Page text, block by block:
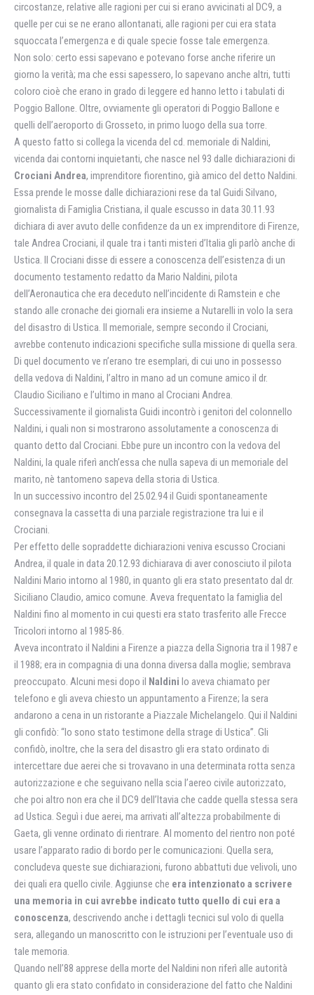
circostanze, relative alle ragioni per cui si erano avvicinati al DC9, a
quelle per cui se ne erano allontanati, alle ragioni per cui era stata
squoccata l’emergenza e di quale specie fosse tale emergenza.
Non solo: certo essi sapevano e potevano forse anche riferire un
giorno la verità; ma che essi sapessero, lo sapevano anche altri, tutti
coloro cioè che erano in grado di leggere ed hanno letto i tabulati di
Poggio Ballone. Oltre, ovviamente gli operatori di Poggio Ballone e
quelli dell’aeroporto di Grosseto, in primo luogo della sua torre.
A questo fatto si collega la vicenda del cd. memoriale di Naldini,
vicenda dai contorni inquietanti, che nasce nel 93 dalle dichiarazioni di
Crociani Andrea, imprenditore fiorentino, già amico del detto Naldini.
Essa prende le mosse dalle dichiarazioni rese da tal Guidi Silvano,
giornalista di Famiglia Cristiana, il quale escusso in data 30.11.93
dichiara di aver avuto delle confidenze da un ex imprenditore di Firenze,
tale Andrea Crociani, il quale tra i tanti misteri d’Italia gli parlò anche di
Ustica. Il Crociani disse di essere a conoscenza dell’esistenza di un
documento testamento redatto da Mario Naldini, pilota
dell’Aeronautica che era deceduto nell’incidente di Ramstein e che
stando alle cronache dei giornali era insieme a Nutarelli in volo la sera
del disastro di Ustica. Il memoriale, sempre secondo il Crociani,
avrebbe contenuto indicazioni specifiche sulla missione di quella sera.
Di quel documento ve n’erano tre esemplari, di cui uno in possesso
della vedova di Naldini, l’altro in mano ad un comune amico il dr.
Claudio Siciliano e l’ultimo in mano al Crociani Andrea.
Successivamente il giornalista Guidi incontrò i genitori del colonnello
Naldini, i quali non si mostrarono assolutamente a conoscenza di
quanto detto dal Crociani. Ebbe pure un incontro con la vedova del
Naldini, la quale riferì anch’essa che nulla sapeva di un memoriale del
marito, nè tantomeno sapeva della storia di Ustica.
In un successivo incontro del 25.02.94 il Guidi spontaneamente
consegnava la cassetta di una parziale registrazione tra lui e il
Crociani.
Per effetto delle sopraddette dichiarazioni veniva escusso Crociani
Andrea, il quale in data 20.12.93 dichiarava di aver conosciuto il pilota
Naldini Mario intorno al 1980, in quanto gli era stato presentato dal dr.
Siciliano Claudio, amico comune. Aveva frequentato la famiglia del
Naldini fino al momento in cui questi era stato trasferito alle Frecce
Tricolori intorno al 1985-86.
Aveva incontrato il Naldini a Firenze a piazza della Signoria tra il 1987 e
il 1988; era in compagnia di una donna diversa dalla moglie; sembrava
preoccupato. Alcuni mesi dopo il Naldini lo aveva chiamato per
telefono e gli aveva chiesto un appuntamento a Firenze; la sera
andarono a cena in un ristorante a Piazzale Michelangelo. Qui il Naldini
gli confidò: “Io sono stato testimone della strage di Ustica”. Gli
confidò, inoltre, che la sera del disastro gli era stato ordinato di
intercettare due aerei che si trovavano in una determinata rotta senza
autorizzazione e che seguivano nella scia l’aereo civile autorizzato,
che poi altro non era che il DC9 dell’Itavia che cadde quella stessa sera
ad Ustica. Seguì i due aerei, ma arrivati all’altezza probabilmente di
Gaeta, gli venne ordinato di rientrare. Al momento del rientro non poté
usare l’apparato radio di bordo per le comunicazioni. Quella sera,
concludeva queste sue dichiarazioni, furono abbattuti due velivoli, uno
dei quali era quello civile. Aggiunse che era intenzionato a scrivere
una memoria in cui avrebbe indicato tutto quello di cui era a
conoscenza, descrivendo anche i dettagli tecnici sul volo di quella
sera, allegando un manoscritto con le istruzioni per l’eventuale uso di
tale memoria.
Quando nell’88 apprese della morte del Naldini non riferì alle autorità
quanto gli era stato confidato in considerazione del fatto che Naldini